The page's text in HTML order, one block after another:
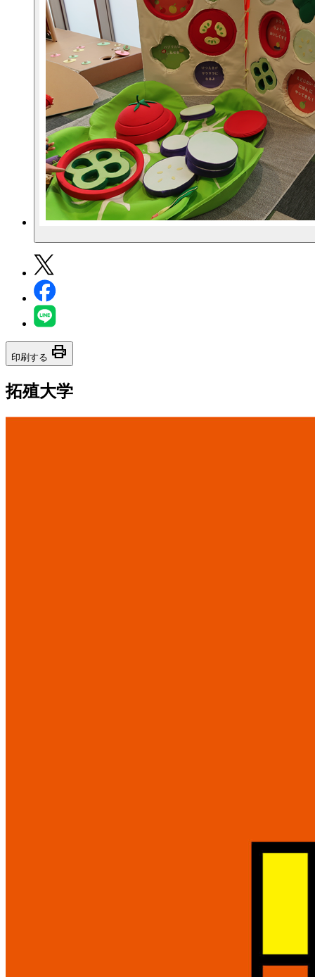
印刷する print
拓殖大学